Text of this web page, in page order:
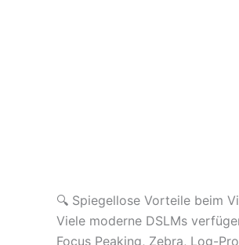
🔍 Spiegellose Vorteile beim
Viele moderne DSLMs
Focus Peaking, Zebra, Log-